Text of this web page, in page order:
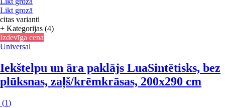
Likt grozā
citas varianti
+ Kategorijas (4)
Izdevīga cena
Universal
Iekštelpu un āra paklājs LuaSintētisks, bez
plūksnas, zaļš/krēmkrāsas, 200x290 cm
(1)